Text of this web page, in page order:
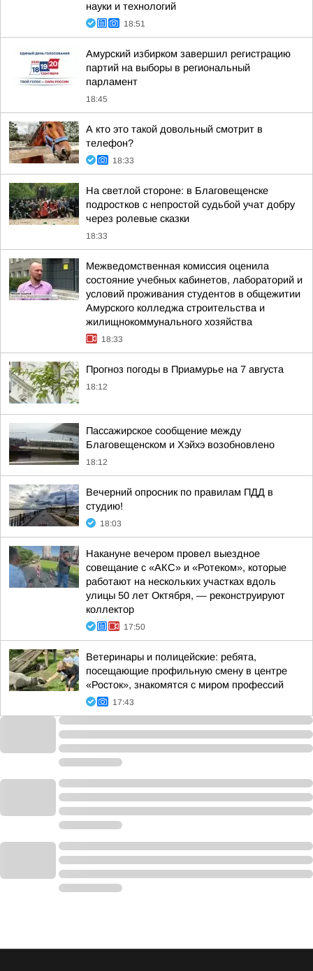
науки и технологий
18:51
Амурский избирком завершил регистрацию
партий на выборы в региональный
парламент
18:45
А кто это такой довольный смотрит в
телефон?
18:33
На светлой стороне: в Благовещенске
подростков с непростой судьбой учат добру
через ролевые сказки
18:33
Межведомственная комиссия оценила
состояние учебных кабинетов, лабораторий и
условий проживания студентов в общежитии
Амурского колледжа строительства и
жилищнокоммунального хозяйства
18:33
Прогноз погоды в Приамурье на 7 августа
18:12
Пассажирское сообщение между
Благовещенском и Хэйхэ возобновлено
18:12
Вечерний опросник по правилам ПДД в
студию!
18:03
Накануне вечером провел выездное
совещание с «АКС» и «Ротеком», которые
работают на нескольких участках вдоль
улицы 50 лет Октября, — реконструируют
коллектор
17:50
Ветеринары и полицейские: ребята,
посещающие профильную смену в центре
«Росток», знакомятся с миром профессий
17:43